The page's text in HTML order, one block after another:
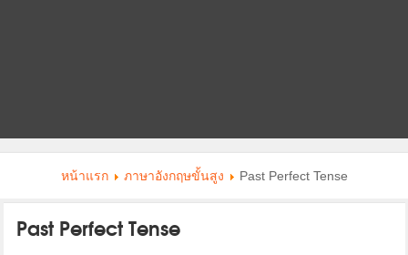
หน้าแรก ภาษาอังกฤษขั้นสูง Past Perfect Tense
Past Perfect Tense